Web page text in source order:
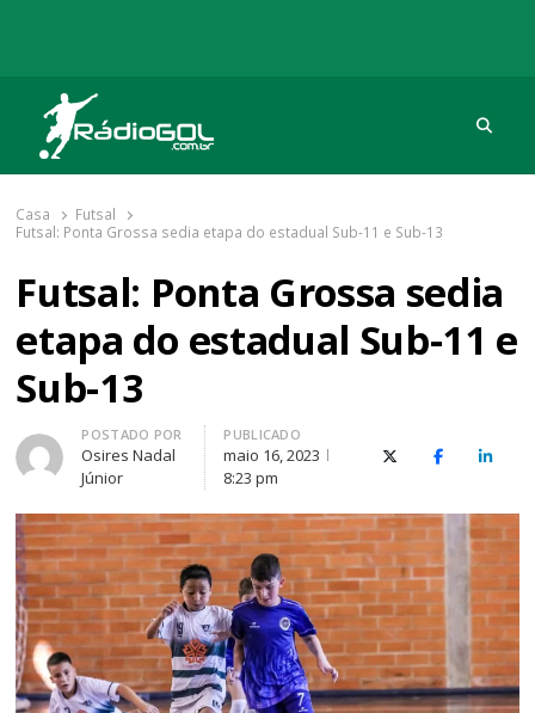
Rádio Gol
Há mais de 20 anos com as melhores coberturas
Casa
Futsal
Futsal: Ponta Grossa sedia etapa do estadual Sub-11 e Sub-13
Futsal: Ponta Grossa sedia
etapa do estadual Sub-11 e
Sub-13
Autor
POSTADO POR
Osires Nadal
Júnior
PUBLICADO
maio 16, 2023
8:23 pm
X (Twitter)Facebook
O